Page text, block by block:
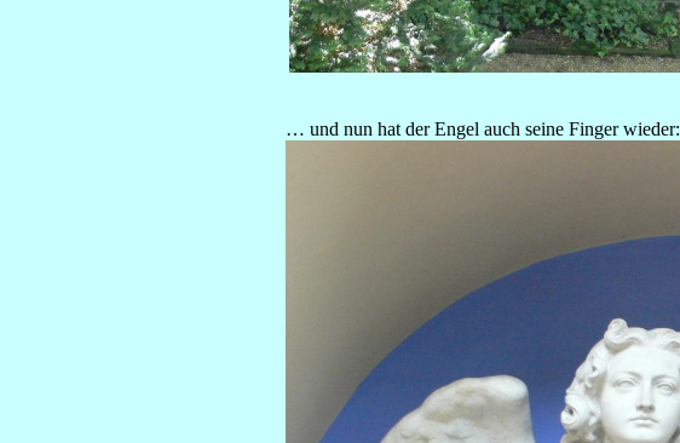
… und nun hat der Engel auch seine Finger wieder: